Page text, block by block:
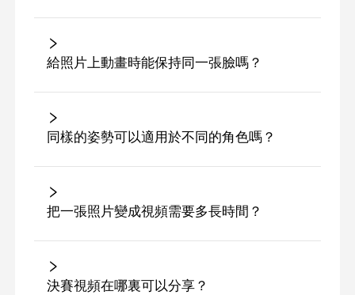
給照片上動畫時能保持同一張臉嗎？
同樣的姿勢可以適用於不同的角色嗎？
把一張照片變成視頻需要多長時間？
決賽視頻在哪裏可以分享？